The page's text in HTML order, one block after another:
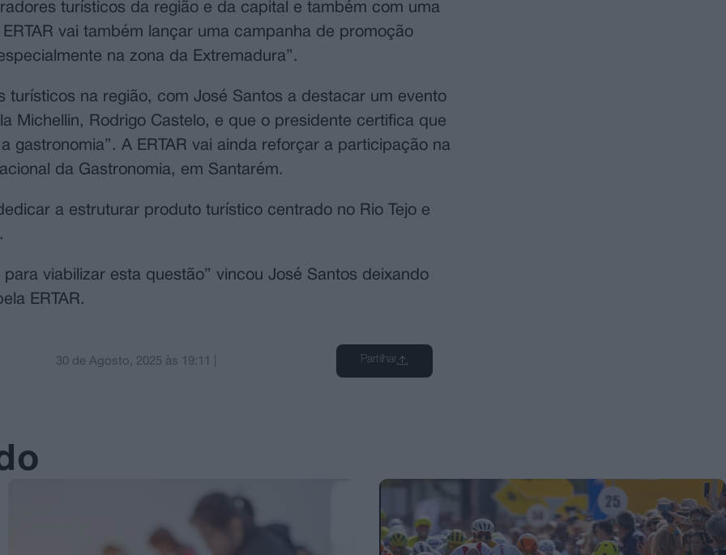
turísticos da região e da capital e também com uma
vai também lançar uma campanha de promoção
na zona da Extremadura”.
turísticos na região, com José Santos a destacar um evento
Michellin, Rodrigo Castelo, e que o presidente certifica que
gastronomia”. A ERTAR vai ainda reforçar a participação na
da Gastronomia, em Santarém.
a estruturar produto turístico centrado no Rio Tejo e
viabilizar esta questão” vincou José Santos deixando
ERTAR.
30 de Agosto, 2025 às 19:11 Partilhar